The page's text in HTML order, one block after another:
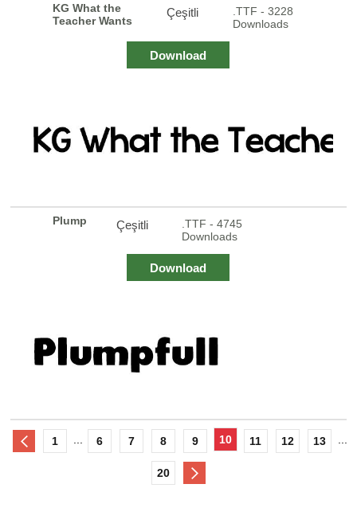
KG What the
Teacher Wants
Çeşitli
.TTF - 3228
Downloads
Download
Plump Çeşitli
.TTF - 4745
Downloads
Download
1 6 7 8 9 10 11 12 13
20